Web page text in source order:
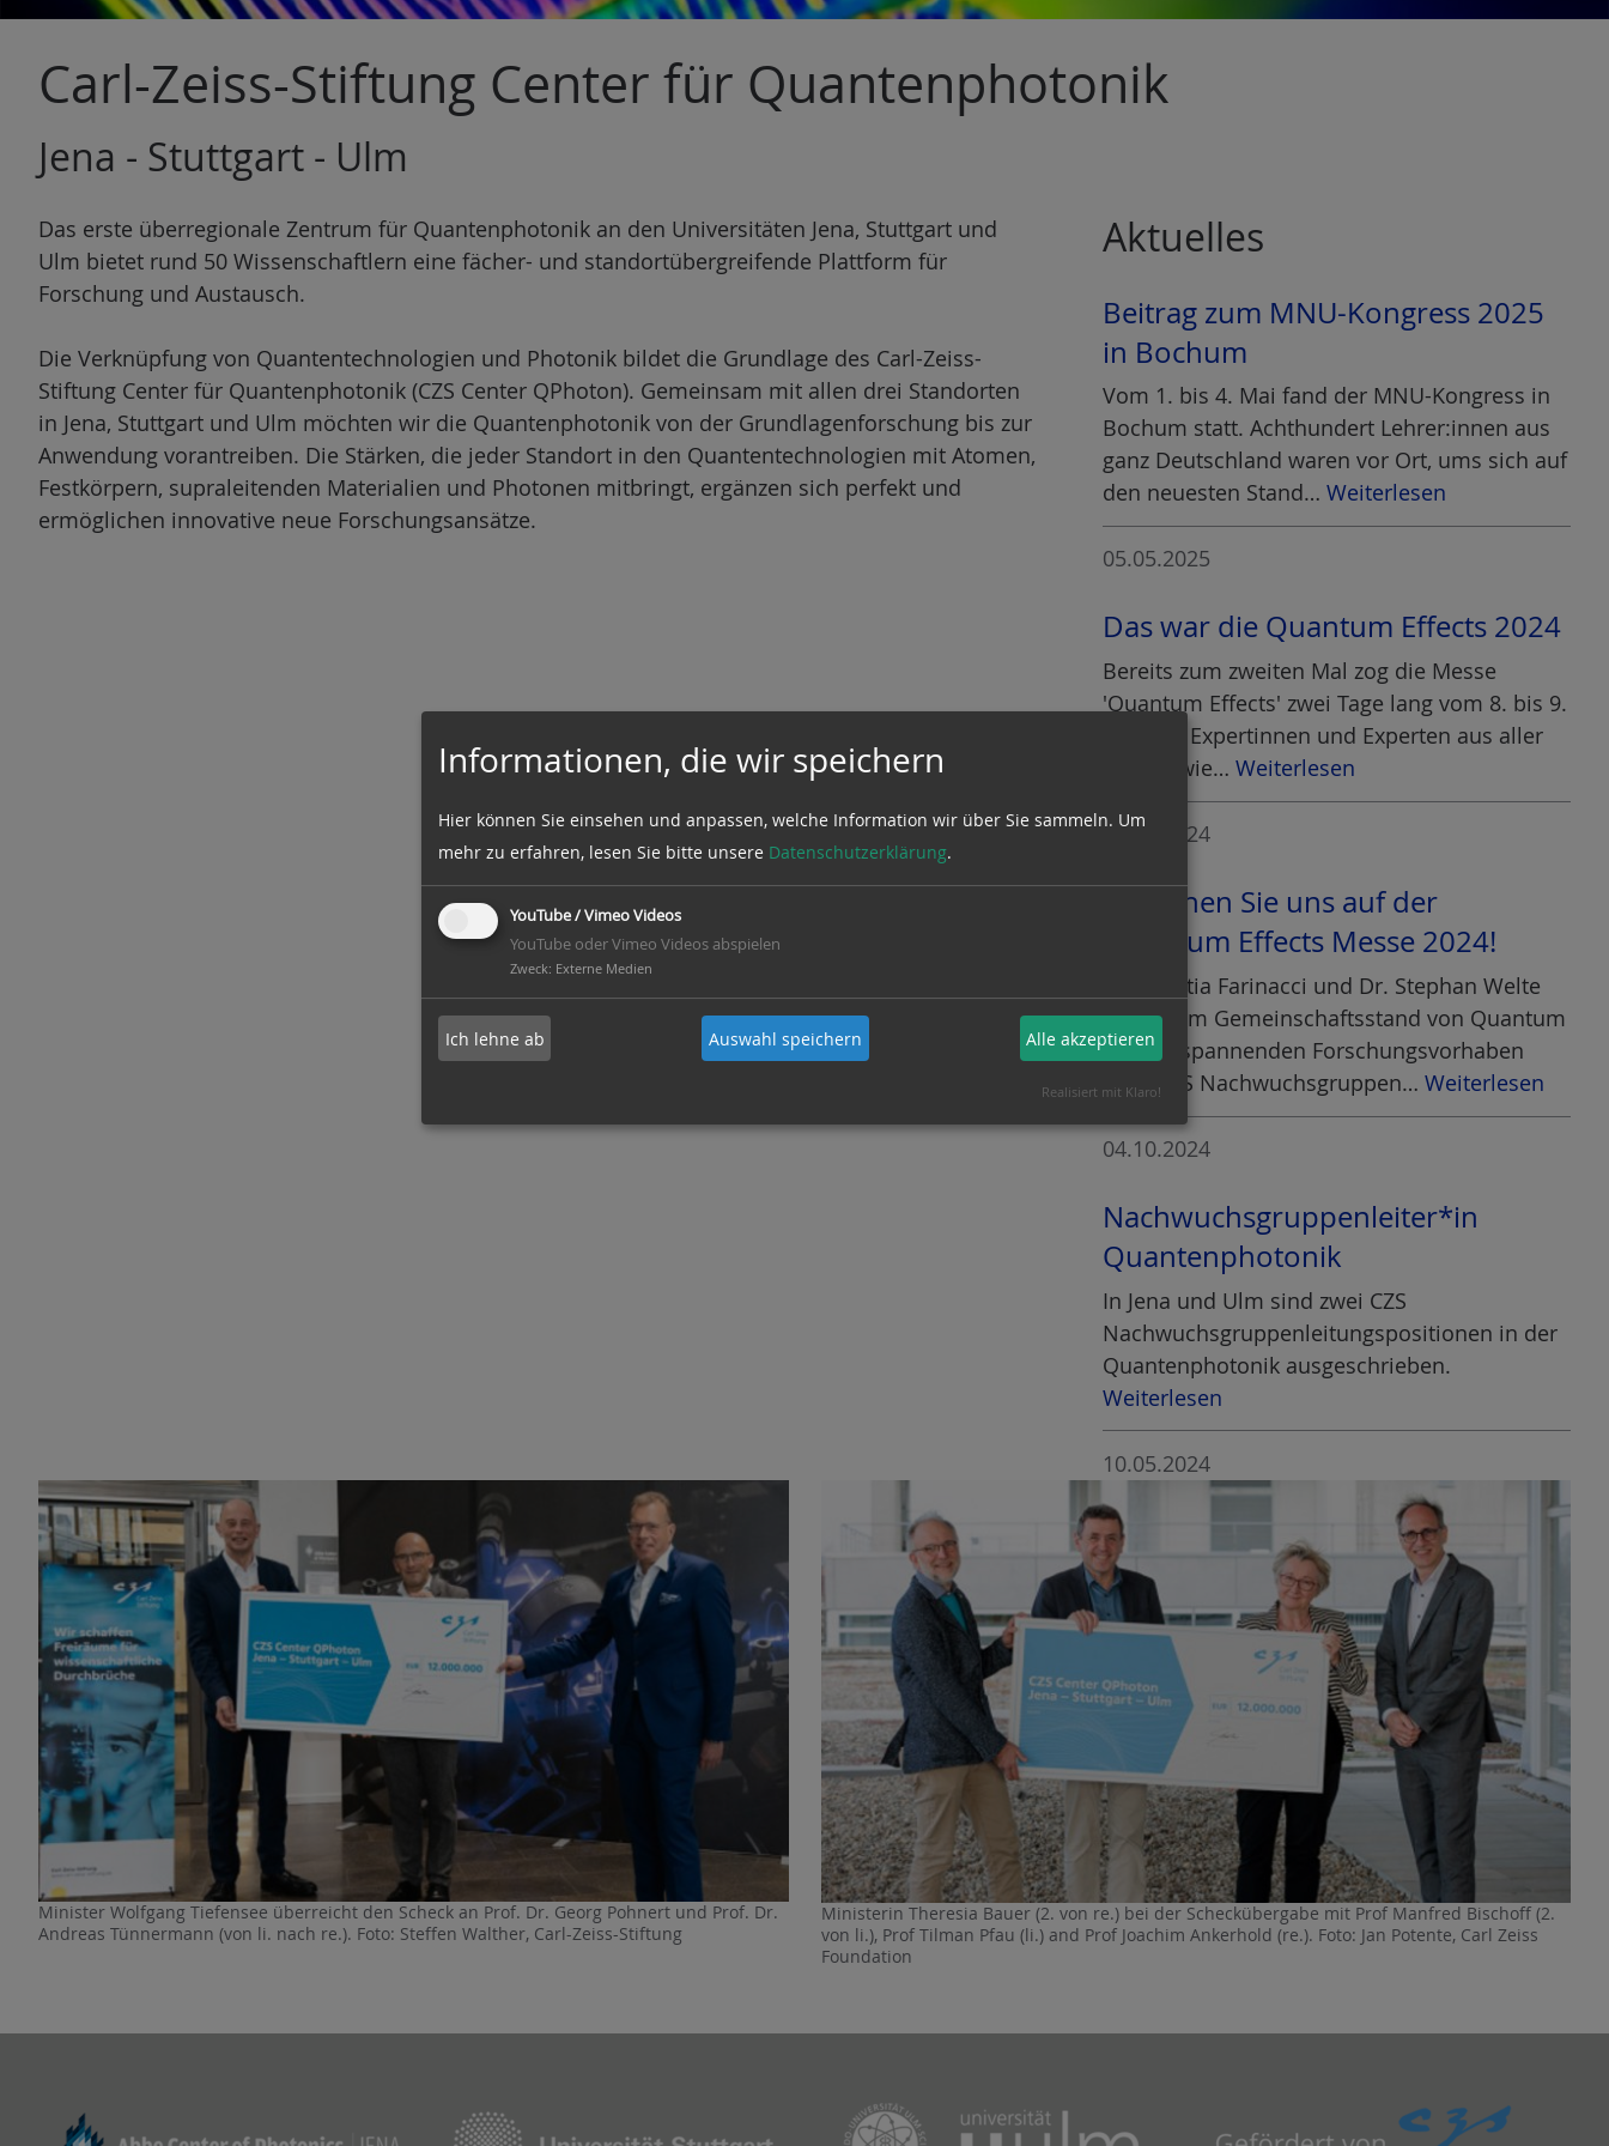
n
Carl-Zeiss-Stiftung Center für Quantenphotonik
Jena - Stuttgart - Ulm
Das erste überregionale Zentrum für Quantenphotonik an den Universitäten Jena, Stuttgart und
Ulm bietet rund 50 Wissenschaftlern eine fächer- und standortübergreifende Plattform für
Forschung und Austausch.
Die Verknüpfung von Quantentechnologien und Photonik bildet die Grundlage des Carl-Zeiss-
Stiftung Center für Quantenphotonik (CZS Center QPhoton). Gemeinsam mit allen drei Standorten
in Jena, Stuttgart und Ulm möchten wir die Quantenphotonik von der Grundlagenforschung bis zur
Anwendung vorantreiben. Die Stärken, die jeder Standort in den Quantentechnologien mit Atomen,
Festkörpern, supraleitenden Materialien und Photonen mitbringt, ergänzen sich perfekt und
ermöglichen innovative neue Forschungsansätze.
Aktuelles
Beitrag zum MNU-Kongress 2025
in Bochum
Vom 1. bis 4. Mai fand der MNU-Kongress in
Bochum statt. Achthundert Lehrer:innen aus
ganz Deutschland waren vor Ort, ums sich auf
den neuesten Stand…Weiterlesen
05.05.2025
Das war die Quantum Effects 2024
Bereits zum zweiten Mal zog die Messe
'Quantum Effects' zwei Tage lang vom 8. bis 9.
Oktober Expertinnen und Experten aus aller
Welt sowie…Weiterlesen
11.10.2024
Besuchen Sie uns auf der
Quantum Effects Messe 2024!
Dr. Laëtitia Farinacci und Dr. Stephan Welte
stellen am Gemeinschaftsstand von Quantum
BW die spannenden Forschungsvorhaben
ihrer CZS Nachwuchsgruppen…Weiterlesen
04.10.2024
Nachwuchsgruppenleiter*in
Quantenphotonik
In Jena und Ulm sind zwei CZS
Nachwuchsgruppenleitungspositionen in der
Quantenphotonik ausgeschrieben.
Weiterlesen
10.05.2024
Minister Wolfgang Tiefensee überreicht den Scheck an Prof. Dr. Georg Pohnert und Prof. Dr.
Andreas Tünnermann (von li. nach re.). Foto: Steffen Walther, Carl-Zeiss-Stiftung
Ministerin Theresia Bauer (2. von re.) bei der Scheckübergabe mit Prof Manfred Bischoff (2.
von li.), Prof Tilman Pfau (li.) and Prof Joachim Ankerhold (re.). Foto: Jan Potente, Carl Zeiss
Foundation
Informationen, die wir speichern
Hier können Sie einsehen und anpassen, welche Information wir über Sie sammeln. Um
mehr zu erfahren, lesen Sie bitte unsere Datenschutzerklärung.
YouTube / Vimeo Videos
YouTube oder Vimeo Videos abspielen
Zweck: Externe Medien
Ich lehne ab Auswahl speichern Alle akzeptieren
Realisiert mit Klaro!